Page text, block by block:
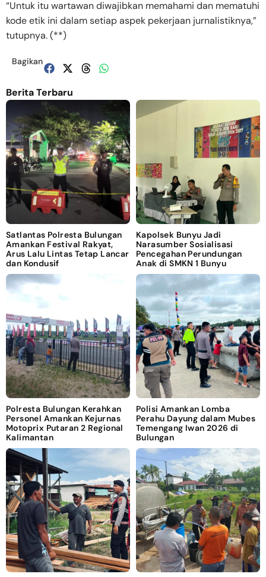
“Untuk itu wartawan diwajibkan memahami dan mematuhi
kode etik ini dalam setiap aspek pekerjaan jurnalistiknya,”
tutupnya. (**)
Bagikan
Berita Terbaru
Satlantas Polresta Bulungan
Amankan Festival Rakyat,
Arus Lalu Lintas Tetap Lancar
dan Kondusif
Kapolsek Bunyu Jadi
Narasumber Sosialisasi
Pencegahan Perundungan
Anak di SMKN 1 Bunyu
Polresta Bulungan Kerahkan
Personel Amankan Kejurnas
Motoprix Putaran 2 Regional
Kalimantan
Polisi Amankan Lomba
Perahu Dayung dalam Mubes
Temengang Iwan 2026 di
Bulungan